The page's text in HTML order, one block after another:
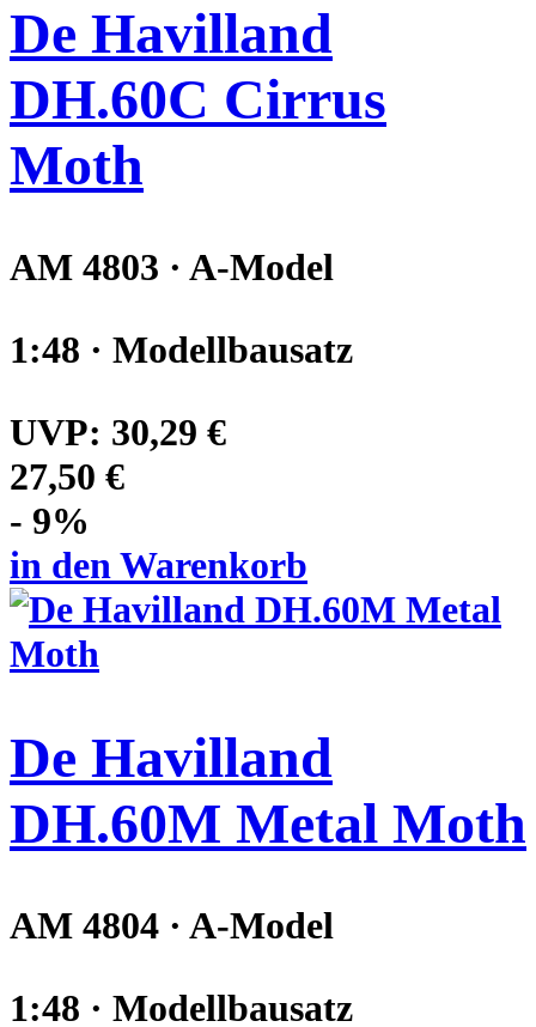
De Havilland
DH.60C Cirrus
Moth
AM 4803 · A-Model
1:48 · Modellbausatz
UVP: 30,29 €
27,50 €
- 9%
in den Warenkorb
De Havilland
DH.60M Metal Moth
AM 4804 · A-Model
1:48 · Modellbausatz